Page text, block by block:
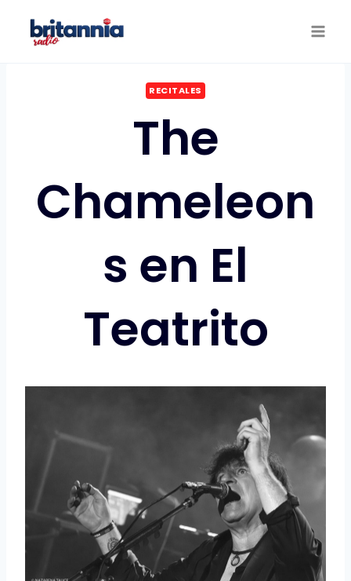
RECITALES
The
Chameleon
s en El
Teatrito